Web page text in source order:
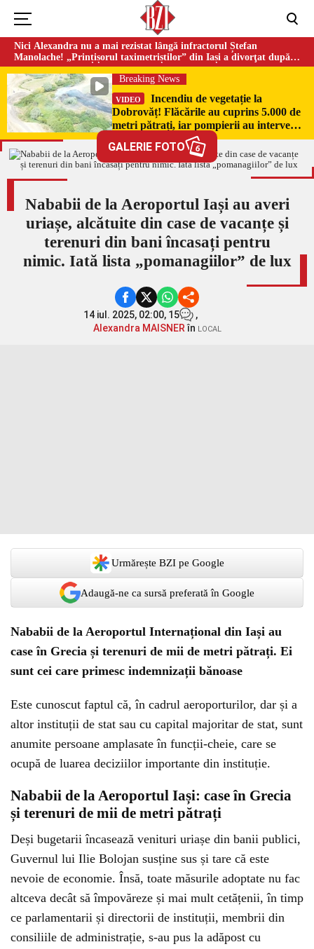
Nici Alexandra nu a mai rezistat lângă infractorul Ștefan
Manolache! „Prințișorul taximetriștilor” din Iași a divorţat după
doi ani de căsnicie
Breaking News
VIDEO
Incendiu de vegetație la
Dobrovăț! Flăcările au cuprins 5.000 de
metri pătrați, iar pompierii au intervenit
GALERIE FOTO 6
Nababii de la Aeroportul Iași au averi
uriașe, alcătuite din case de vacanțe și
terenuri din bani încasați pentru
nimic. Iată lista „pomanagiilor” de lux
14 iul. 2025, 02:00, 15
,
Alexandra MAISNERîn LOCAL
Urmărește BZI pe Google
Adaugă-ne ca sursă preferată în Google
Nababii de la Aeroportul Internațional din Iași au
case în Grecia și terenuri de mii de metri pătrați. Ei
sunt cei care primesc indemnizații bănoase
Este cunoscut faptul că, în cadrul aeroporturilor, dar și a
altor instituții de stat sau cu capital majoritar de stat, sunt
anumite persoane amplasate în funcții-cheie, care se
ocupă de luarea deciziilor importante din instituție.
Nababii de la Aeroportul Iași: case în Grecia
și terenuri de mii de metri pătrați
Deși bugetarii încasează venituri uriașe din banii publici,
Guvernul lui Ilie Bolojan susține sus și tare că este
nevoie de economie. Însă, toate măsurile adoptate nu fac
altceva decât să împovăreze și mai mult cetățenii, în timp
ce parlamentarii și directorii de instituții, membrii din
consiliile de administrație, s-au pus la adăpost cu